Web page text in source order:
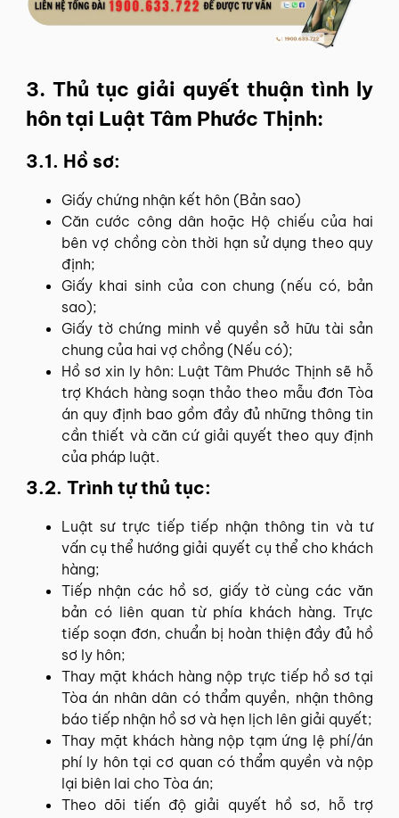
3. Thủ tục giải quyết thuận tình ly
hôn tại Luật Tâm Phước Thịnh:
3.1. Hồ sơ:
Giấy chứng nhận kết hôn (Bản sao)
Căn cước công dân hoặc Hộ chiếu của hai
bên vợ chồng còn thời hạn sử dụng theo quy
định;
Giấy khai sinh của con chung (nếu có, bản
sao);
Giấy tờ chứng minh về quyền sở hữu tài sản
chung của hai vợ chồng (Nếu có);
Hồ sơ xin ly hôn: Luật Tâm Phước Thịnh sẽ hỗ
trợ Khách hàng soạn thảo theo mẫu đơn Tòa
án quy định bao gồm đầy đủ những thông tin
cần thiết và căn cứ giải quyết theo quy định
của pháp luật.
3.2. Trình tự thủ tục:
Luật sư trực tiếp tiếp nhận thông tin và tư
vấn cụ thể hướng giải quyết cụ thể cho khách
hàng;
Tiếp nhận các hồ sơ, giấy tờ cùng các văn
bản có liên quan từ phía khách hàng. Trực
tiếp soạn đơn, chuẩn bị hoàn thiện đầy đủ hồ
sơ ly hôn;
Thay mặt khách hàng nộp trực tiếp hồ sơ tại
Tòa án nhân dân có thẩm quyền, nhận thông
báo tiếp nhận hồ sơ và hẹn lịch lên giải quyết;
Thay mặt khách hàng nộp tạm ứng lệ phí/án
phí ly hôn tại cơ quan có thẩm quyền và nộp
lại biên lai cho Tòa án;
Theo dõi tiến độ giải quyết hồ sơ, hỗ trợ